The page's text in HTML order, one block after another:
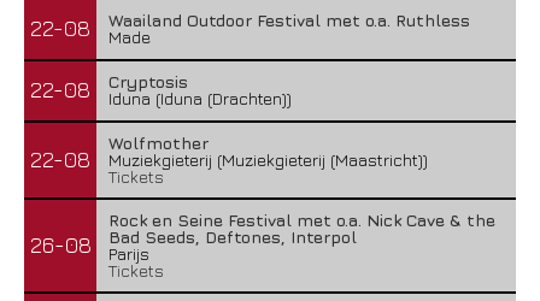
22-08
Waailand Outdoor Festival met o.a. Ruthless
Made
22-08
Cryptosis
Iduna (Iduna (Drachten))
22-08
Wolfmother
Muziekgieterij (Muziekgieterij (Maastricht))
Tickets
26-08
Rock en Seine Festival met o.a. Nick Cave & the
Bad Seeds, Deftones, Interpol
Parijs
Tickets